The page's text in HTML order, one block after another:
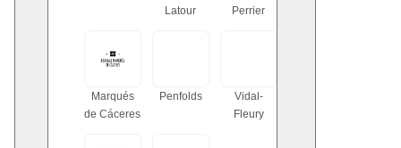
Latour
Perrier
Marqués
de Cáceres
Penfolds
Vidal-
Fleury